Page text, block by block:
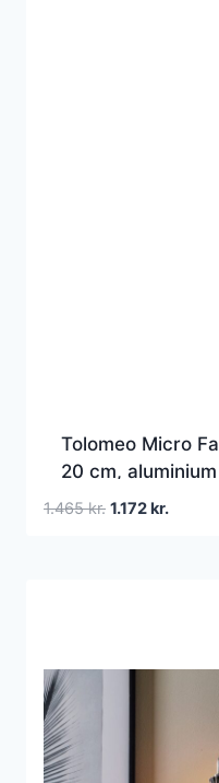
Tolomeo Micro
20 cm,
1.465kr. Den
1.172 kr.Den